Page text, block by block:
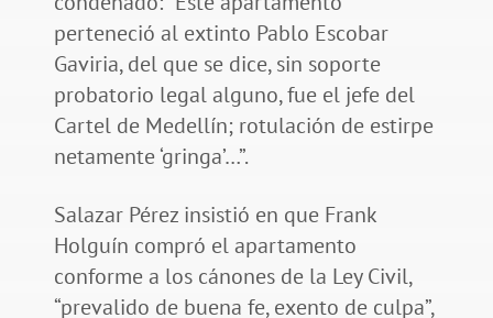
perteneció al extinto Pablo Escobar
Gaviria, del que se dice, sin soporte
probatorio legal alguno, fue el jefe del
Cartel de Medellín; rotulación de estirpe
netamente ‘gringa’…”.
Salazar Pérez insistió en que Frank
Holguín compró el apartamento
conforme a los cánones de la Ley Civil,
“prevalido de buena fe, exento de culpa”,